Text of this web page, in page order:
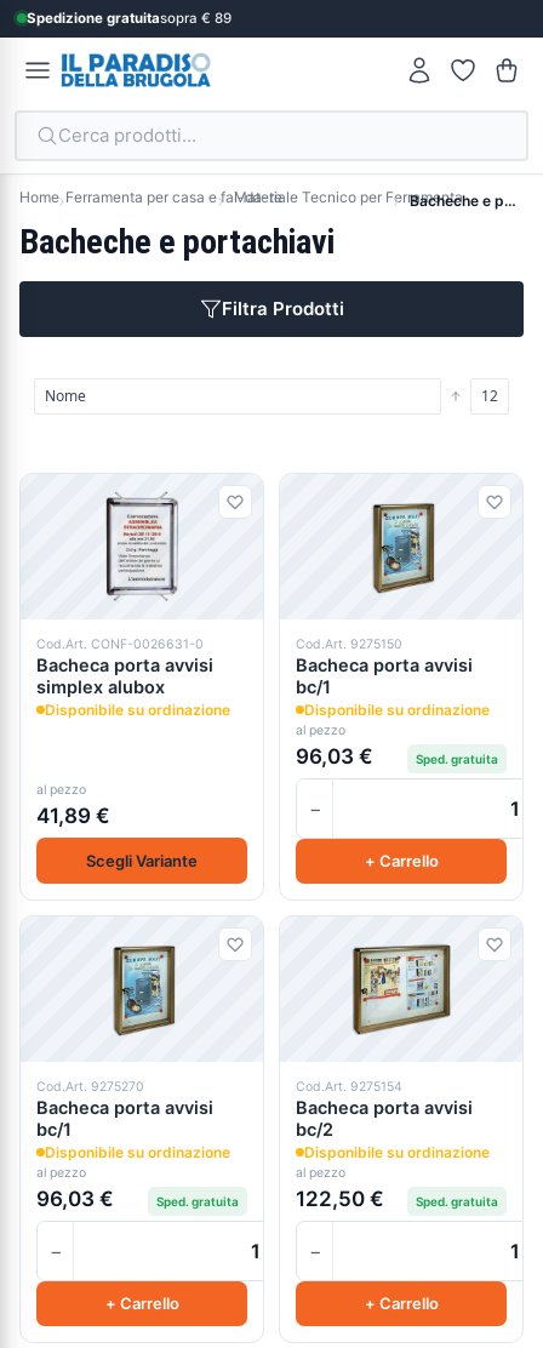
Spedizione gratuitasopra € 89
Cerca prodotti...
Home Ferramenta per casa e fai-da-teMateriale Tecnico per Ferramenta Bacheche e portachiavi
Bacheche e portachiavi
Filtra Prodotti
Prodotti
Cod.Art. CONF-0026631-0
Bacheca porta avvisi
simplex alubox
Disponibile su ordinazione
al pezzo
41,89 €
Scegli Variante
Cod.Art. 9275150
Bacheca porta avvisi
bc/1
Disponibile su ordinazione
al pezzo
96,03 € Sped. gratuita
−
+ Carrello
Cod.Art. 9275270
Bacheca porta avvisi
bc/1
Disponibile su ordinazione
al pezzo
96,03 € Sped. gratuita
−
+ Carrello
Cod.Art. 9275154
Bacheca porta avvisi
bc/2
Disponibile su ordinazione
al pezzo
122,50 € Sped. gratuita
−
+ Carrello